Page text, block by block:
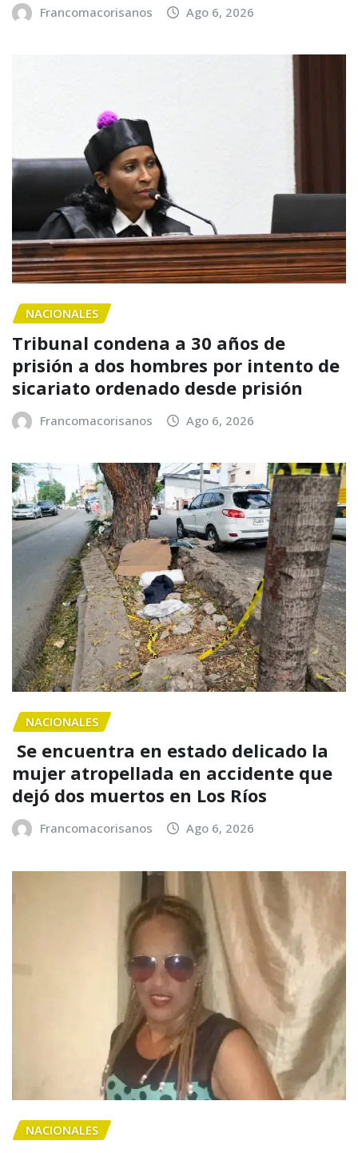
Francomacorisanos Ago 6, 2026
NACIONALES
Tribunal condena a 30 años de
prisión a dos hombres por intento de
sicariato ordenado desde prisión
Francomacorisanos Ago 6, 2026
NACIONALES
Se encuentra en estado delicado la
mujer atropellada en accidente que
dejó dos muertos en Los Ríos
Francomacorisanos Ago 6, 2026
NACIONALES